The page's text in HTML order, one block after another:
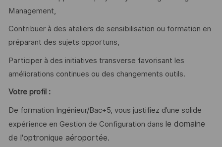
Management,
Contribuer à des ateliers de sensibilisation ou formation en
préparant des sujets opportuns,
Participer à des initiatives transverse favorisant les
améliorations continues ou des changements outils.
Votre profil :
De formation Ingénieur/Bac+5, vous justifiez d’une solide
expérience en Gestion de Configuration dans le domaine
de l'optronique aéroportée.